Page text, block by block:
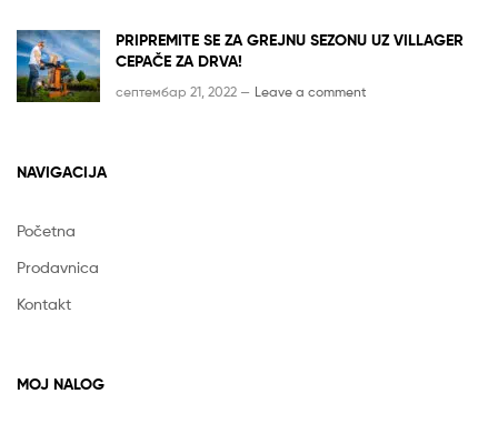
PRIPREMITE SE ZA GREJNU SEZONU UZ VILLAGER
CEPAČE ZA DRVA!
септембар 21, 2022 — Leave a comment
NAVIGACIJA
Početna
Prodavnica
Kontakt
MOJ NALOG